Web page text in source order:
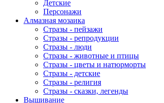
Детские
Персонажи
Алмазная мозаика
Стразы - пейзажи
Стразы - репродукции
Стразы - люди
Стразы - животные и птицы
Стразы - цветы и натюрморты
Стразы - детские
Стразы - религия
Стразы - сказки, легенды
Вышивание